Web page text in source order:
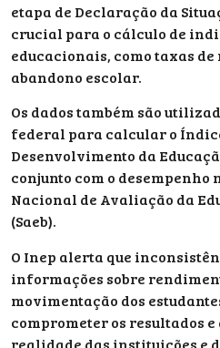
etapa de Declaração da
crucial para o cálculo de
educacionais, como taxas
abandono escolar.
Os dados também são
federal para calcular o
Desenvolvimento da
conjunto com o desempenho
Nacional de Avaliação da
(Saeb).
O Inep alerta que
informações sobre
movimentação dos
comprometer os resultados
realidade das instituições e